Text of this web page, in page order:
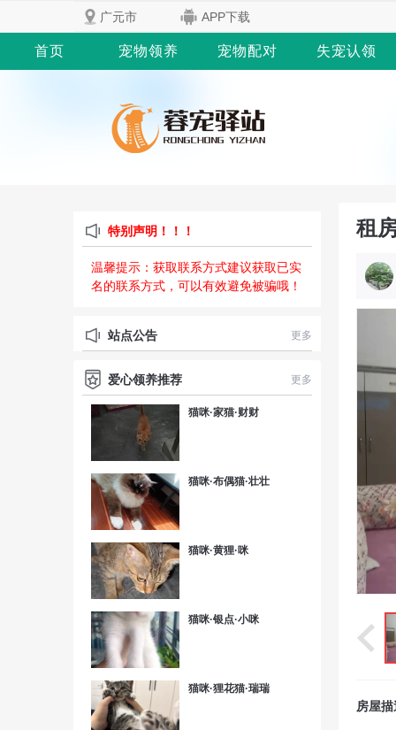
广元市 APP下载
首页 宠物领养 宠物配对 失宠认领
特别声明！！！
温馨提示：获取联系方式建议获取已实
名的联系方式，可以有效避免被骗哦！
站点公告 更多
爱心领养推荐 更多
猫咪·家猫·财财
猫咪·布偶猫·壮壮
猫咪·黄狸·咪
猫咪·银点·小咪
猫咪·狸花猫·瑞瑞
租
房屋